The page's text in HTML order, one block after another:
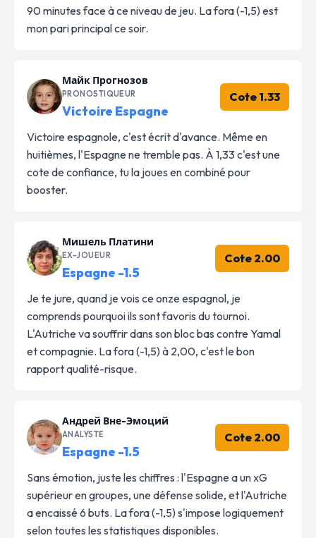
90 minutes face à ce niveau de jeu. La fora (-1,5) est
mon pari principal ce soir.
Майк Прогнозов
PRONOSTIQUEUR
Victoire Espagne
Cote 1.33
Victoire espagnole, c'est écrit d'avance. Même en
huitièmes, l'Espagne ne tremble pas. À 1,33 c'est une
cote de confiance, tu la joues en combiné pour
booster.
Мишель Платини
EX-JOUEUR
Espagne -1.5
Cote 2.00
Je te jure, quand je vois ce onze espagnol, je
comprends pourquoi ils sont favoris du tournoi.
L'Autriche va souffrir dans son bloc bas contre Yamal
et compagnie. La fora (-1,5) à 2,00, c'est le bon
rapport qualité-risque.
Андрей Вне-Эмоций
ANALYSTE
Espagne -1.5
Cote 2.00
Sans émotion, juste les chiffres : l'Espagne a un xG
supérieur en groupes, une défense solide, et l'Autriche
a encaissé 6 buts. La fora (-1,5) s'impose logiquement
selon toutes les statistiques disponibles.